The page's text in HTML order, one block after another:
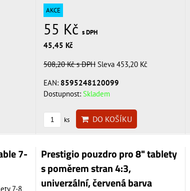
AKCE
55 Kč s DPH
45,45 Kč
508,20 Kčs DPH Sleva 453,20 Kč
EAN: 8595248120099
Dostupnost: Skladem
ks DO KOŠÍKU
7-
7-8
Prestigio pouzdro pro 8" tablety
s poměrem stran 4:3,
univerzální, červená barva